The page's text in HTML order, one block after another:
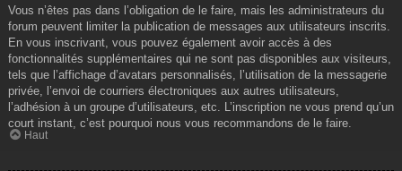
Vous n’êtes pas dans l’obligation de le faire, mais les administrateurs du
forum peuvent limiter la publication de messages aux utilisateurs inscrits.
En vous inscrivant, vous pouvez également avoir accès à des
fonctionnalités supplémentaires qui ne sont pas disponibles aux visiteurs,
tels que l’affichage d’avatars personnalisés, l’utilisation de la messagerie
privée, l’envoi de courriers électroniques aux autres utilisateurs,
l’adhésion à un groupe d’utilisateurs, etc. L’inscription ne vous prend qu’un
court instant, c’est pourquoi nous vous recommandons de le faire.
Haut